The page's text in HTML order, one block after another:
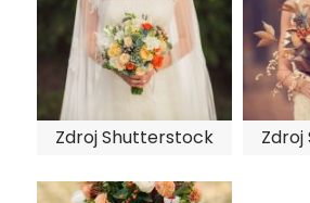
Zdroj Shutterstock